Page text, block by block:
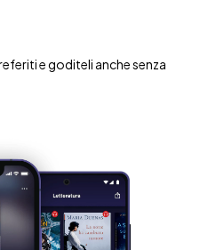
e goditeli anche senza